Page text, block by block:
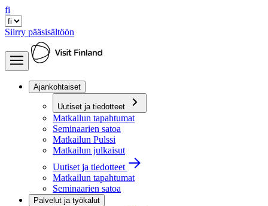
fi
Siirry pääsisältöön
Ajankohtaiset
Uutiset ja tiedotteet
Matkailun tapahtumat
Seminaarien satoa
Matkailun Pulssi
Matkailun julkaisut
Uutiset ja tiedotteet
Matkailun tapahtumat
Seminaarien satoa
Palvelut ja työkalut